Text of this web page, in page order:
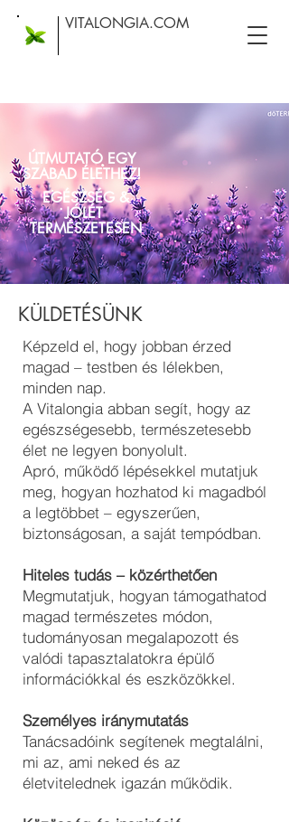
VITALONGIA.COM
ÚTMUTATÓ EGY
SZABAD ÉLETHEZ!
EGÉSZSÉG &
JÓLÉT
TERMÉSZETESEN
KÜLDETÉSÜNK
Képzeld el, hogy jobban érzed
magad – testben és lélekben,
minden nap.
A Vitalongia abban segít, hogy az
egészségesebb, természetesebb
élet ne legyen bonyolult.
Apró, működő lépésekkel mutatjuk
meg, hogyan hozhatod ki magadból
a legtöbbet – egyszerűen,
biztonságosan, a saját tempódban.
Hiteles tudás – közérthetően
Megmutatjuk, hogyan támogathatod
magad természetes módon,
tudományosan megalapozott és
valódi tapasztalatokra épülő
információkkal és eszközökkel.
Személyes iránymutatás
Tanácsadóink segítenek megtalálni,
mi az, ami neked és az
életvitelednek igazán működik.